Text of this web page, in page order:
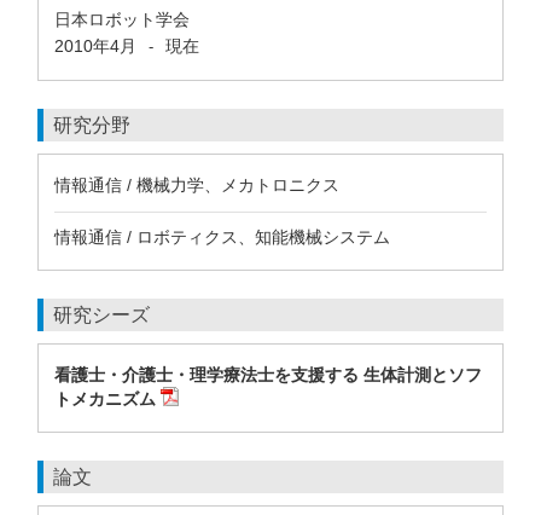
日本ロボット学会
2010年4月
- 現在
研究分野
情報通信 / 機械力学、メカトロニクス
情報通信 / ロボティクス、知能機械システム
研究シーズ
看護士・介護士・理学療法士を支援する 生体計測とソフ
トメカニズム
論文